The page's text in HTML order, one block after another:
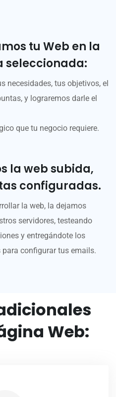
tu Web en la
seleccionada:
necesidades, tus objetivos, el
y lograremos darle el
que tu negocio requiere.
la web subida,
configuradas.
la web, la dejamos
servidores, testeando
y entregándote los
configurar tus emails.
Web: